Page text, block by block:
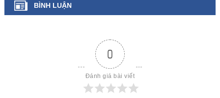
BÌNH LUẬN
0
Đánh giá bài viết